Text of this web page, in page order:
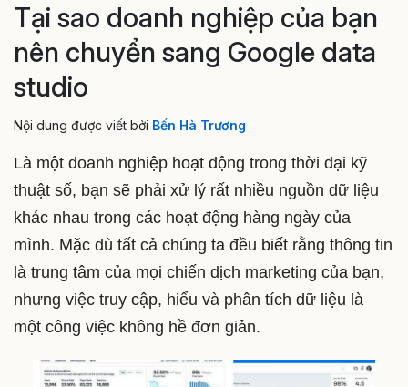
Tại sao doanh nghiệp của bạn
nên chuyển sang Google data
studio
Nội dung được viết bởi Bến Hà Trương
Là một doanh nghiệp hoạt động trong thời đại kỹ
thuật số, bạn sẽ phải xử lý rất nhiều nguồn dữ liệu
khác nhau trong các hoạt động hàng ngày của
mình. Mặc dù tất cả chúng ta đều biết rằng thông tin
là trung tâm của mọi chiến dịch marketing của bạn,
nhưng việc truy cập, hiểu và phân tích dữ liệu là
một công việc không hề đơn giản.